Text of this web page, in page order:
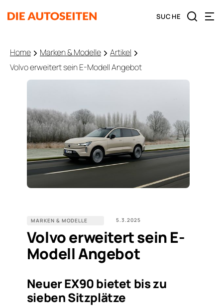
Home Marken & Modelle
Artikel
Volvo erweitert sein E-Modell Angebot
MARKEN & MODELLE 5.3.2025
Volvo erweitert sein E-
Modell Angebot
Neuer EX90 bietet bis zu
sieben Sitzplätze